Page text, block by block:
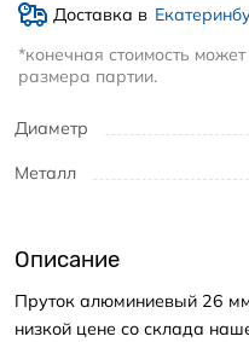
Диаметр
Металл
Доставка в
*конечная стоимость
размера партии.
Описание
Пруток алюминиевый 26
низкой цене со склада